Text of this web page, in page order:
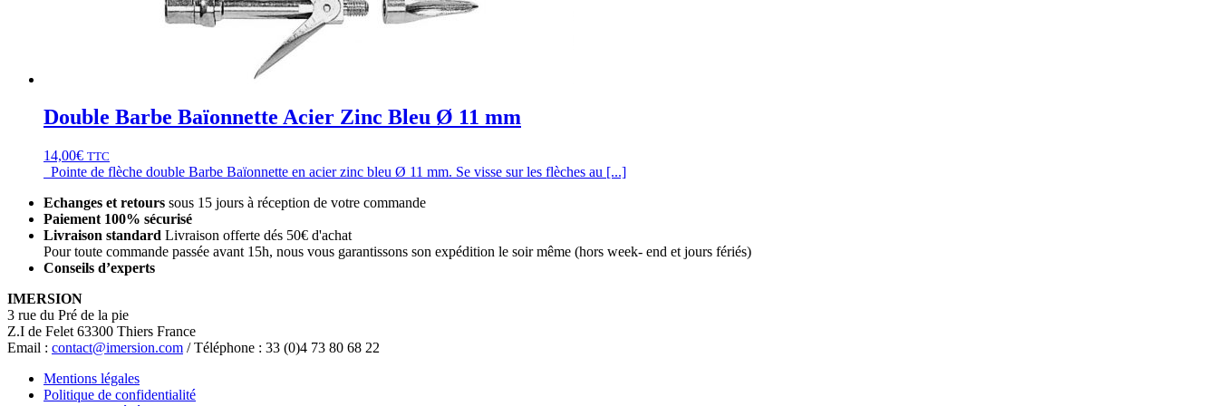
Double Barbe Baïonnette Acier Zinc Bleu Ø 11 mm
14,00€ TTC
Pointe de flèche double Barbe Baïonnette en acier zinc bleu Ø 11 mm. Se visse sur les flèches au [...]
Echanges et retours sous 15 jours à réception de votre commande
Paiement 100% sécurisé
Livraison standard Livraison offerte dés 50€ d'achat
Pour toute commande passée avant 15h, nous vous garantissons son expédition le soir même (hors week- end et jours fériés)
Conseils d’experts
IMERSION
3 rue du Pré de la pie
Z.I de Felet 63300 Thiers France
Email : contact@imersion.com / Téléphone : 33 (0)4 73 80 68 22
Mentions légales
Politique de confidentialité